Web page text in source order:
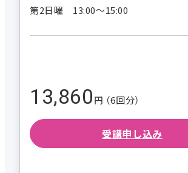
第2日曜 13:00～15:00
13,860円 （6回分）
受講申し込み